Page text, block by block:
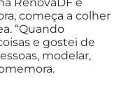
começa a colher
“Quando
e gostei de
modelar,